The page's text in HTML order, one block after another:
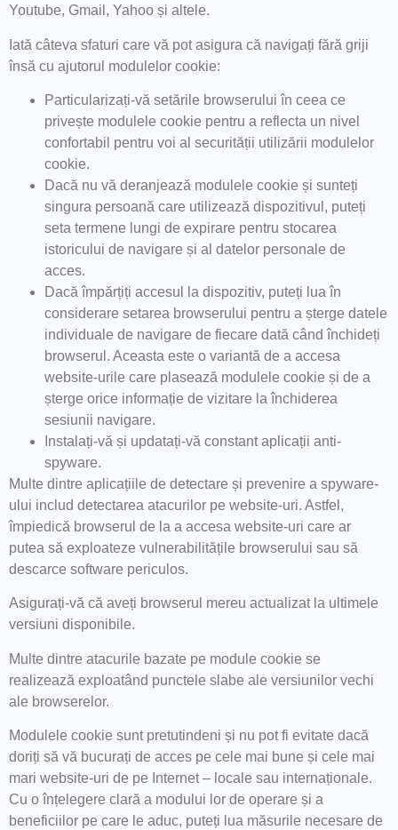
Youtube, Gmail, Yahoo și altele.
Iată câteva sfaturi care vă pot asigura că navigați fără griji
însă cu ajutorul modulelor cookie:
Particularizați-vă setările browserului în ceea ce
privește modulele cookie pentru a reflecta un nivel
confortabil pentru voi al securității utilizării modulelor
cookie.
Dacă nu vă deranjează modulele cookie și sunteți
singura persoană care utilizează dispozitivul, puteți
seta termene lungi de expirare pentru stocarea
istoricului de navigare și al datelor personale de
acces.
Dacă împărțiți accesul la dispozitiv, puteți lua în
considerare setarea browserului pentru a șterge datele
individuale de navigare de fiecare dată când închideți
browserul. Aceasta este o variantă de a accesa
website-urile care plasează modulele cookie și de a
șterge orice informație de vizitare la închiderea
sesiunii navigare.
Instalați-vă și updatați-vă constant aplicații anti-
spyware.
Multe dintre aplicațiile de detectare și prevenire a spyware-
ului includ detectarea atacurilor pe website-uri. Astfel,
împiedică browserul de la a accesa website-uri care ar
putea să exploateze vulnerabilitățile browserului sau să
descarce software periculos.
Asigurați-vă că aveți browserul mereu actualizat la ultimele
versiuni disponibile.
Multe dintre atacurile bazate pe module cookie se
realizează exploatând punctele slabe ale versiunilor vechi
ale browserelor.
Modulele cookie sunt pretutindeni și nu pot fi evitate dacă
doriți să vă bucurați de acces pe cele mai bune și cele mai
mari website-uri de pe Internet – locale sau internaționale.
Cu o înțelegere clară a modului lor de operare și a
beneficiilor pe care le aduc, puteți lua măsurile necesare de